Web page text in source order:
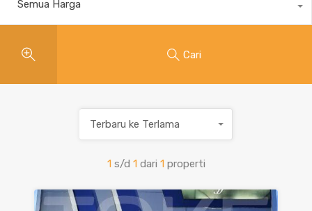
Semua Harga
Cari
1 s/d 1 dari 1 properti
Terbaru ke Terlama